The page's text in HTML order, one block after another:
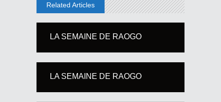
Related Articles
LA SEMAINE DE RAOGO
LA SEMAINE DE RAOGO